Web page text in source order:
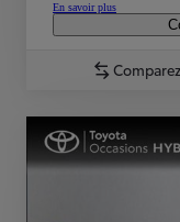
En savoir plus
Comparez